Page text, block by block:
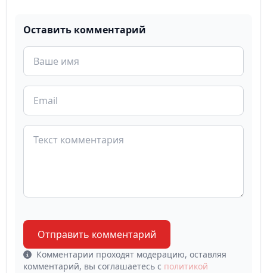
Оставить комментарий
Отправить комментарий
Комментарии проходят модерацию, оставляя
комментарий, вы соглашаетесь с политикой